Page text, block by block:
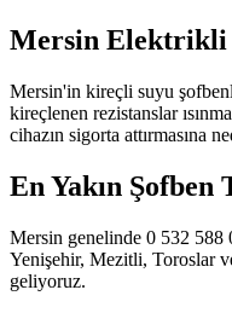
Mersin Elektrikli
Mersin'in kireçli suyu
kireçlenen rezistanslar
cihazın sigorta attırmasına
En Yakın Şofben
Mersin genelinde 0 532 588
Yenişehir, Mezitli, Toroslar
geliyoruz.